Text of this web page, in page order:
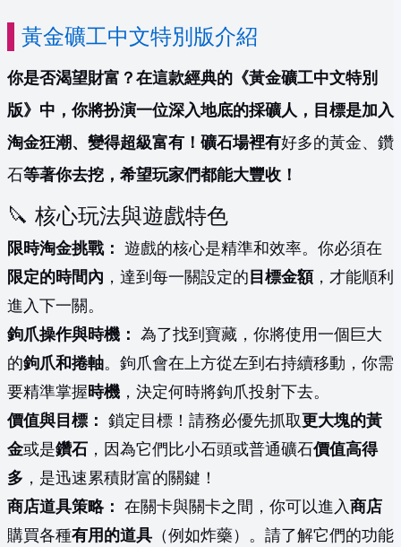
黃金礦工中文特別版介紹
你是否渴望財富？在這款經典的《黃金礦工中文特別
版》中，你將扮演一位深入地底的採礦人，目標是加入
淘金狂潮、變得超級富有！礦石場裡有好多的黃金、鑽
石等著你去挖，希望玩家們都能大豐收！
🔪 核心玩法與遊戲特色
限時淘金挑戰： 遊戲的核心是精準和效率。你必須在
限定的時間內 ，達到每一關設定的 目標金額 ，才能順利
進入下一關。
鉤爪操作與時機： 為了找到寶藏，你將使用一個巨大
的鉤爪和捲軸。鉤爪會在上方從左到右持續移動，你需
要精準掌握時機 ，決定何時將鉤爪投射下去。
價值與目標： 鎖定目標！請務必優先抓取更大塊的黃
金或是鑽石 ，因為它們比小石頭或普通礦石價值高得
多 ，是迅速累積財富的關鍵！
商店道具策略： 在關卡與關卡之間，你可以進入商店
購買各種有用的道具 （例如炸藥）。請了解它們的功能